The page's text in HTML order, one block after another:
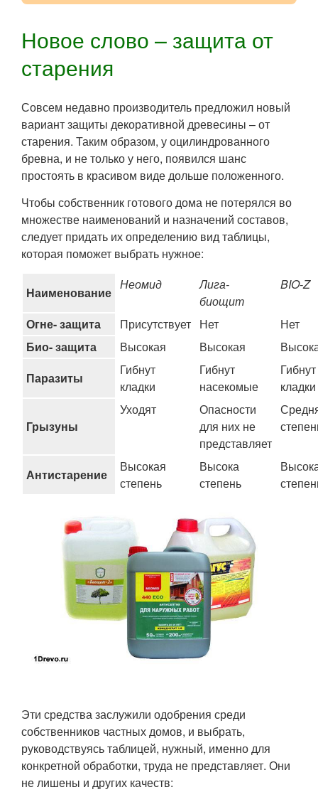
Новое слово – защита от
старения
Совсем недавно производитель предложил новый
вариант защиты декоративной древесины – от
старения. Таким образом, у оцилиндрованного
бревна, и не только у него, появился шанс
простоять в красивом виде дольше положенного.
Чтобы собственник готового дома не потерялся во
множестве наименований и назначений составов,
следует придать их определению вид таблицы,
которая поможет выбрать нужное:
Наименование
Неомид
Лига-
биощит
BIO-Z
Огне- защита Присутствует Нет
Нет
Био- защита
Высокая Высокая
Паразиты
Гибнут
кладки
Гибнут
насекомые
Гибнут
кладки
Грызуны
Уходят
Опасности
для них не
представляет
Антистарение
Высокая
степень
Высока
степень
Эти средства заслужили одобрения среди
собственников частных домов, и выбрать,
руководствуясь таблицей, нужный, именно для
конкретной обработки, труда не представляет. Они
не лишены и других качеств: